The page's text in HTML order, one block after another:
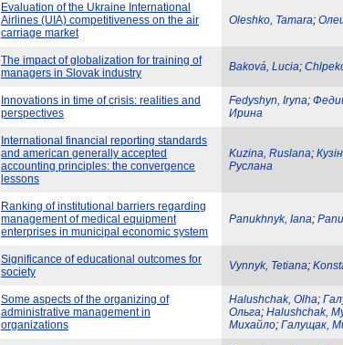
Evaluation of the Ukraine International
Airlines (UIA) competitiveness on the air
carriage market
Oleshko, Tamara;
The impact of globalization for training of
managers in Slovak industry
Baková, Lucia;
Innovations in time of crisis: realities and
perspectives
Fedyshyn, Iryna;
Ирина
International financial reporting standards
and american generally accepted
accounting principles: the convergence
lessons
Kuzina, Ruslana;
Руслана
Ranking of institutional barriers regarding
management of medical equipment
enterprises in municipal economic system
Panukhnyk, Iana;
Significance of educational outcomes for
society
Vynnyk, Tetiana;
Some aspects of the organizing of
administrative management in
organizations
Halushchak, Оlha;
Ольга; Halushchak,
Михайло; Галущак,